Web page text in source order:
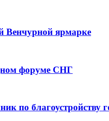
Венчурной ярмарке
форуме СНГ
по благоустройству